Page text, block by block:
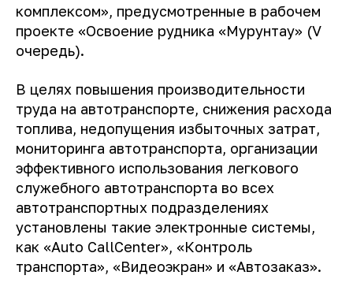
комплексом», предусмотренные в рабочем
проекте «Освоение рудника «Мурунтау» (V
очередь).
В целях повышения производительности
труда на автотранспорте, снижения расхода
топлива, недопущения избыточных затрат,
мониторинга автотранспорта, организации
эффективного использования легкового
служебного автотранспорта во всех
автотранспортных подразделениях
установлены такие электронные системы,
как «Auto CallCenter», «Контроль
транспорта», «Видеоэкран» и «Автозаказ».